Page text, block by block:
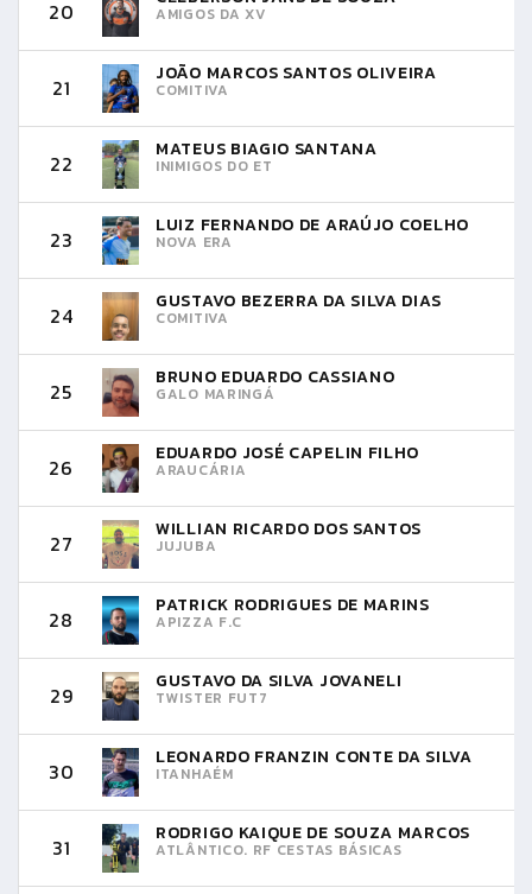
20 AMIGOS DA XV
21
JOÃO MARCOS SANTOS OLIVEIRA
COMITIVA
22
MATEUS BIAGIO SANTANA
INIMIGOS DO ET
23
LUIZ FERNANDO DE ARAÚJO COELHO
NOVA ERA
24
GUSTAVO BEZERRA DA SILVA DIAS
COMITIVA
25
BRUNO EDUARDO CASSIANO
GALO MARINGÁ
26
EDUARDO JOSÉ CAPELIN FILHO
ARAUCÁRIA
27
WILLIAN RICARDO DOS SANTOS
JUJUBA
28
PATRICK RODRIGUES DE MARINS
APIZZA F.C
29
GUSTAVO DA SILVA JOVANELI
TWISTER FUT7
30
LEONARDO FRANZIN CONTE DA SILVA
ITANHAÉM
31
RODRIGO KAIQUE DE SOUZA MARCOS
ATLÂNTICO. RF CESTAS BÁSICAS